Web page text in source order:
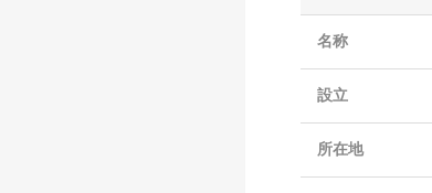
名称
設立
所在地